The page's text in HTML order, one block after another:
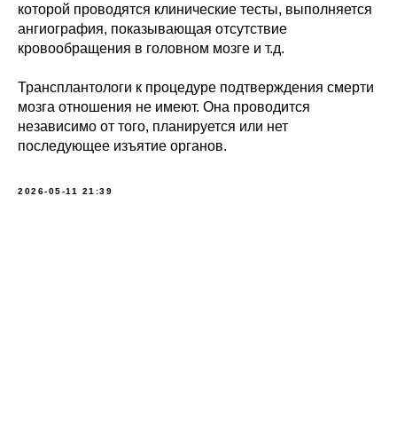
которой проводятся клинические тесты, выполняется
ангиография, показывающая отсутствие
кровообращения в головном мозге и т.д.
Трансплантологи к процедуре подтверждения смерти
мозга отношения не имеют. Она проводится
независимо от того, планируется или нет
последующее изъятие органов.
2026-05-11 21:39